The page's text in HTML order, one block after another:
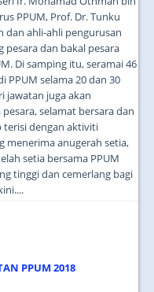
PPUM, Prof. Dr. Tunku
dan ahli-ahli pengurusan
pesara dan bakal pesara
Di samping itu, seramai 46
PPUM selama 20 dan 30
jawatan juga akan
selamat bersara dan
terisi dengan aktiviti
menerima anugerah setia,
setia bersama PPUM
tinggi dan cemerlang bagi
PPUM 2018